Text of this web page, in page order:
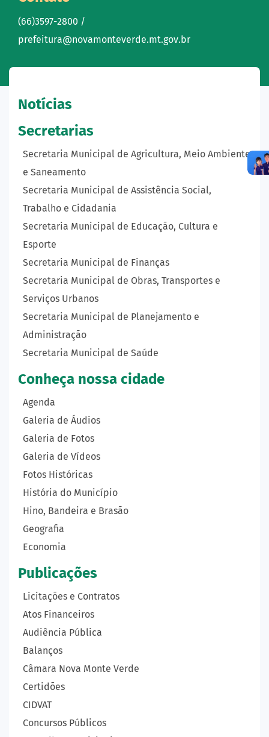
(66)3597-2800 /
prefeitura@novamonteverde.mt.gov.br
Notícias
Secretarias
Secretaria Municipal de Agricultura, Meio Ambiente
e Saneamento
Secretaria Municipal de Assistência Social,
Trabalho e Cidadania
Secretaria Municipal de Educação, Cultura e
Esporte
Secretaria Municipal de Finanças
Secretaria Municipal de Obras, Transportes e
Serviços Urbanos
Secretaria Municipal de Planejamento e
Administração
Secretaria Municipal de Saúde
Conheça nossa cidade
Agenda
Galeria de Áudios
Galeria de Fotos
Galeria de Vídeos
Fotos Históricas
História do Município
Hino, Bandeira e Brasão
Geografia
Economia
Publicações
Licitações e Contratos
Atos Financeiros
Audiência Pública
Balanços
Câmara Nova Monte Verde
Certidões
CIDVAT
Concursos Públicos